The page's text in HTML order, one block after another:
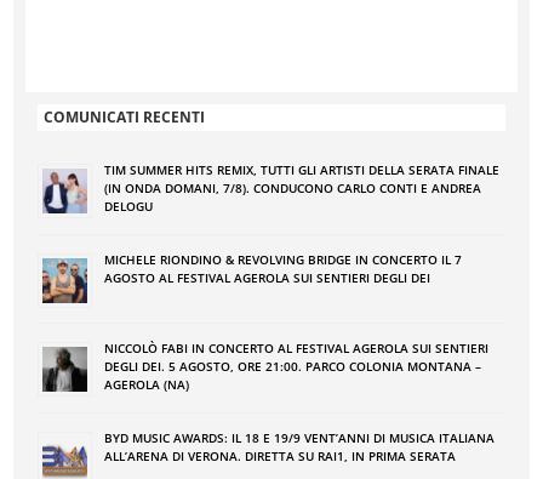
COMUNICATI RECENTI
TIM SUMMER HITS REMIX, TUTTI GLI ARTISTI DELLA SERATA FINALE
(IN ONDA DOMANI, 7/8). CONDUCONO CARLO CONTI E ANDREA
DELOGU
MICHELE RIONDINO & REVOLVING BRIDGE IN CONCERTO IL 7
AGOSTO AL FESTIVAL AGEROLA SUI SENTIERI DEGLI DEI
NICCOLÒ FABI IN CONCERTO AL FESTIVAL AGEROLA SUI SENTIERI
DEGLI DEI. 5 AGOSTO, ORE 21:00. PARCO COLONIA MONTANA –
AGEROLA (NA)
BYD MUSIC AWARDS: IL 18 E 19/9 VENT’ANNI DI MUSICA ITALIANA
ALL’ARENA DI VERONA. DIRETTA SU RAI1, IN PRIMA SERATA